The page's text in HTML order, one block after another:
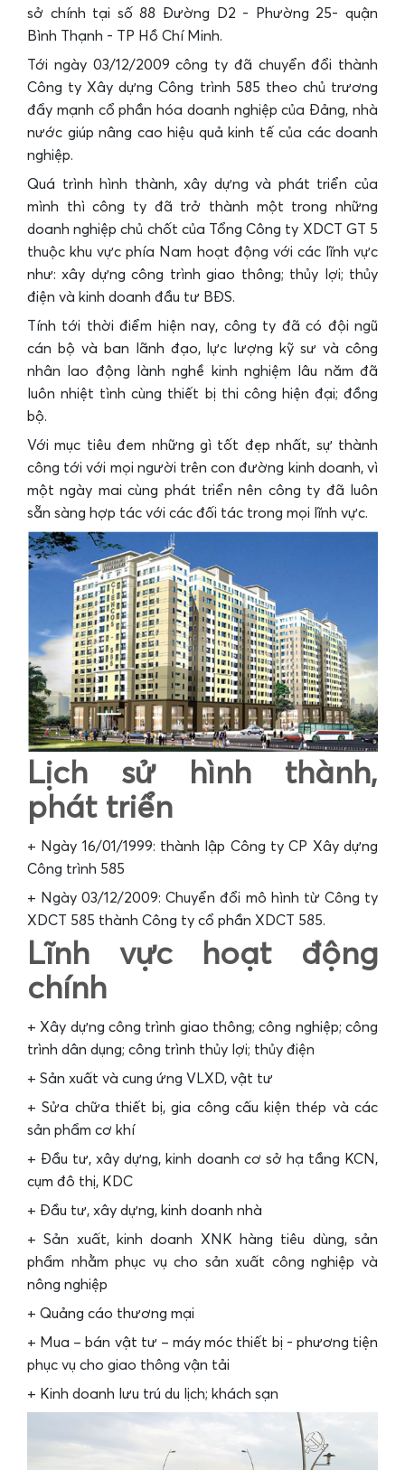
sở chính tại số 88 Đường D2 - Phường 25- quận
Bình Thạnh - TP Hồ Chí Minh.
Tới ngày 03/12/2009 công ty đã chuyển đổi thành
Công ty Xây dựng Công trình 585 theo chủ trương
đẩy mạnh cổ phần hóa doanh nghiệp của Đảng, nhà
nước giúp nâng cao hiệu quả kinh tế của các doanh
nghiệp.
Quá trình hình thành, xây dựng và phát triển của
mình thì công ty đã trở thành một trong những
doanh nghiệp chủ chốt của Tổng Công ty XDCT GT 5
thuộc khu vực phía Nam hoạt động với các lĩnh vực
như: xây dựng công trình giao thông; thủy lợi; thủy
điện và kinh doanh đầu tư BĐS.
Tính tới thời điểm hiện nay, công ty đã có đội ngũ
cán bộ và ban lãnh đạo, lực lượng kỹ sư và công
nhân lao động lành nghề kinh nghiệm lâu năm đã
luôn nhiệt tình cùng thiết bị thi công hiện đại; đồng
bộ.
Với mục tiêu đem những gì tốt đẹp nhất, sự thành
công tới với mọi người trên con đường kinh doanh, vì
một ngày mai cùng phát triển nên công ty đã luôn
sẵn sàng hợp tác với các đối tác trong mọi lĩnh vực.
Lịch sử hình thành,
phát triển
+ Ngày 16/01/1999: thành lập Công ty CP Xây dựng
Công trình 585
+ Ngày 03/12/2009: Chuyển đổi mô hình từ Công ty
XDCT 585 thành Công ty cổ phần XDCT 585.
Lĩnh vực hoạt động
chính
+ Xây dựng công trình giao thông; công nghiệp; công
trình dân dụng; công trình thủy lợi; thủy điện
+ Sản xuất và cung ứng VLXD, vật tư
+ Sửa chữa thiết bị, gia công cấu kiện thép và các
sản phẩm cơ khí
+ Đầu tư, xây dựng, kinh doanh cơ sở hạ tầng KCN,
cụm đô thị, KDC
+ Đầu tư, xây dựng, kinh doanh nhà
+ Sản xuất, kinh doanh XNK hàng tiêu dùng, sản
phẩm nhằm phục vụ cho sản xuất công nghiệp và
nông nghiệp
+ Quảng cáo thương mại
+ Mua – bán vật tư – máy móc thiết bị - phương tiện
phục vụ cho giao thông vận tải
+ Kinh doanh lưu trú du lịch; khách sạn